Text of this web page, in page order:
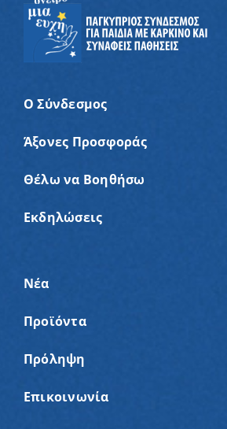
Ο Σύνδεσμος
Άξονες Προσφοράς
Θέλω να Βοηθήσω
Εκδηλώσεις
Νέα
Προϊόντα
Πρόληψη
Επικοινωνία